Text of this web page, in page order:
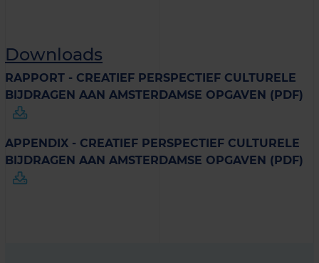
Downloads
RAPPORT - CREATIEF PERSPECTIEF CULTURELE
BIJDRAGEN AAN AMSTERDAMSE OPGAVEN (PDF)
APPENDIX - CREATIEF PERSPECTIEF CULTURELE
BIJDRAGEN AAN AMSTERDAMSE OPGAVEN (PDF)